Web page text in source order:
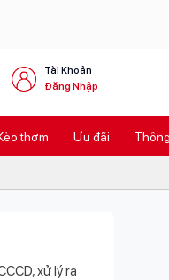
Tài Khoản
Đăng Nhập
thơm Ưu đãi
xử lý ra